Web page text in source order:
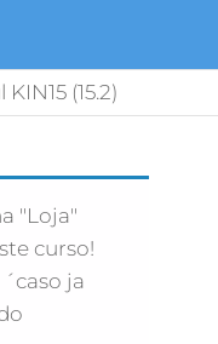
(15.2)
"Loja"
curso!
´caso ja